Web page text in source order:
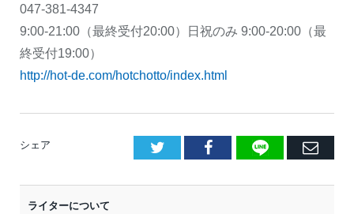
047-381-4347
9:00-21:00（最終受付20:00）日祝のみ 9:00-20:00（最
終受付19:00）
http://hot-de.com/hotchotto/index.html
シェア Facebook
LINE
E
ライターについて